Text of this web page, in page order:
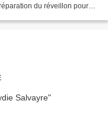
du réveillon pour